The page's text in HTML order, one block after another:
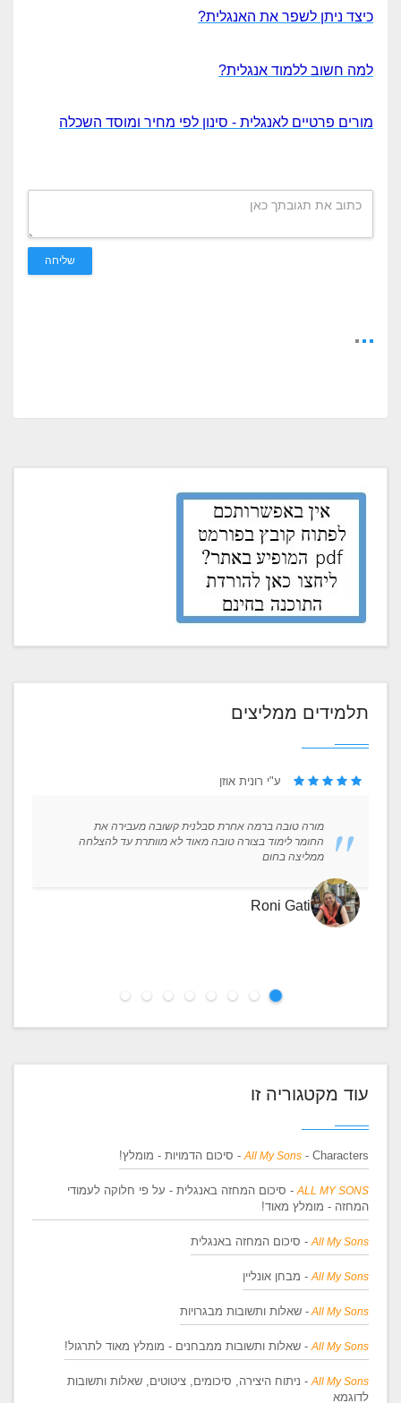
כיצד ניתן לשפר את האנגלית?
למה חשוב ללמוד אנגלית?
מורים פרטיים לאנגלית - סינון לפי מחיר ומוסד השכלה
שליחה
תלמידים ממליצים
ע"י רונית אוזן
מורה טובה ברמה אחרת סבלנית קשובה מעבירה את
החומר לימוד בצורה טובה מאוד לא מוותרת עד להצלחה
ממליצה בחום
Roni Gati
עוד מקטגוריה זו
All My Sons - Characters - סיכום הדמויות - מומלץ!
ALL MY SONS - סיכום המחזה באנגלית - על פי חלוקה לעמודי
המחזה - מומלץ מאוד!
All My Sons - סיכום המחזה באנגלית
All My Sons - מבחן אונליין
All My Sons - שאלות ותשובות מבגרויות
All My Sons - שאלות ותשובות ממבחנים - מומלץ מאוד לתרגול!
All My Sons - ניתוח היצירה, סיכומים, ציטוטים, שאלות ותשובות
לדוגמא